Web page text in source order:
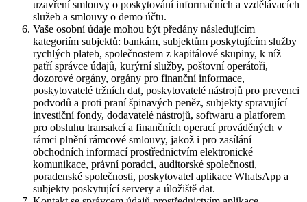
uzavření smlouvy o poskytování informačních a vzdělávacích
služeb a smlouvy o demo účtu.
Vaše osobní údaje mohou být předány následujícím
kategoriím subjektů: bankám, subjektům poskytujícím služby
rychlých plateb, společnostem z kapitálové skupiny, k níž
patří správce údajů, kurýrní služby, poštovní operátoři,
dozorové orgány, orgány pro finanční informace,
poskytovatelé tržních dat, poskytovatelé nástrojů pro prevenci
podvodů a proti praní špinavých peněz, subjekty spravující
investiční fondy, dodavatelé nástrojů, softwaru a platforem
pro obsluhu transakcí a finančních operací prováděných v
rámci plnění rámcové smlouvy, jakož i pro zasílání
obchodních informací prostřednictvím elektronické
komunikace, právní poradci, auditorské společnosti,
poradenské společnosti, poskytovatel aplikace WhatsApp a
subjekty poskytující servery a úložiště dat.